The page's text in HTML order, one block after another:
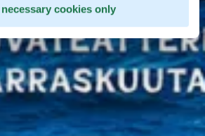
necessary cookies only